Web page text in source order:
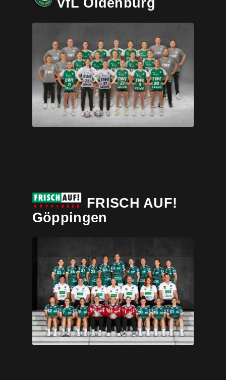
VfL Oldenburg
FRISCH AUF!
Göppingen